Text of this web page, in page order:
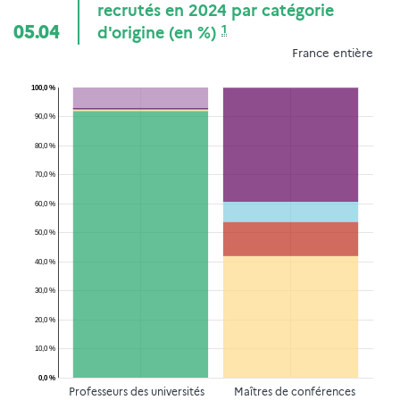
05.04
recrutés en 2024 par catégorie
d'origine (en %) 1
France entière
10,0 %
20,0 %
30,0 %
40,0 %
50,0 %
60,0 %
70,0 %
80,0 %
90,0 %
0,0 %
100,0 %
Professeurs des universités Maîtres de conférences